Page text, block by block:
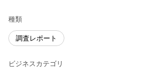
種類
調査レポート
ビジネスカテゴリ